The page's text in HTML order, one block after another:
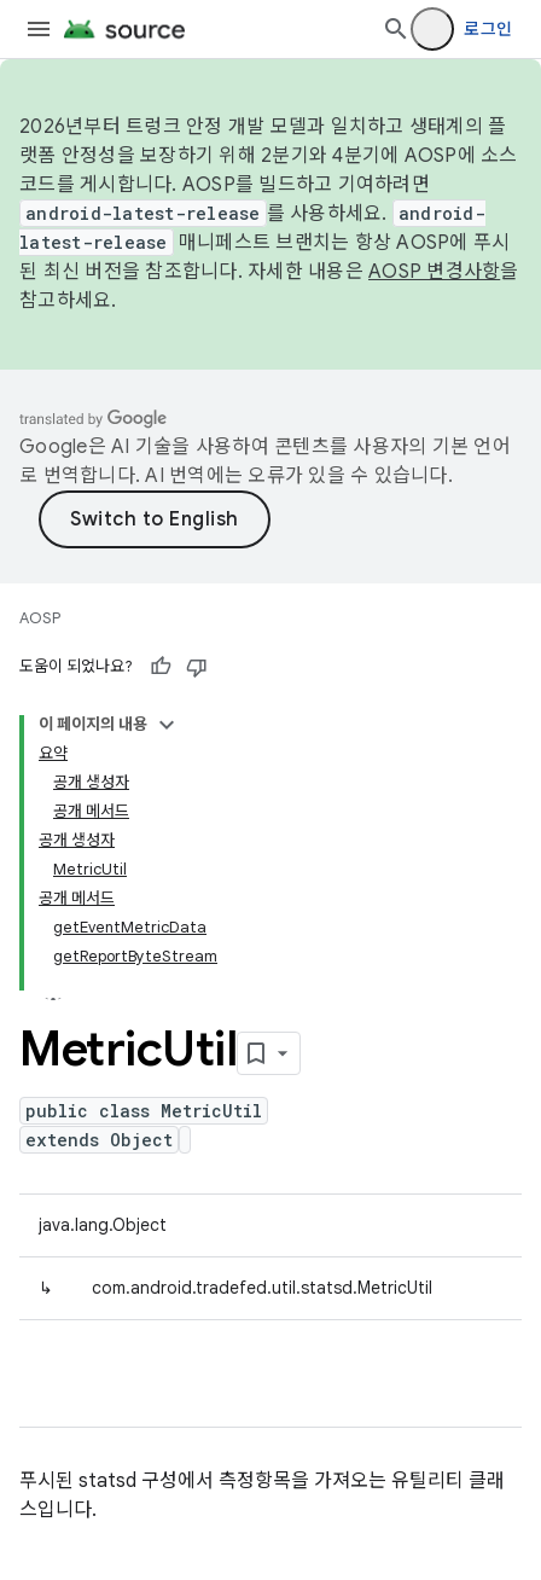
로그인
2026년부터 트렁크 안정 개발 모델과 일치하고 생태계의 플
랫폼 안정성을 보장하기 위해 2분기와 4분기에 AOSP에 소스
코드를 게시합니다. AOSP를 빌드하고 기여하려면
android-latest-release 를 사용하세요.
android-
latest-release
매니페스트 브랜치는 항상 AOSP에 푸시
된 최신 버전을 참조합니다. 자세한 내용은 AOSP 변경사항을
참고하세요.
Google은 AI 기술을 사용하여 콘텐츠를 사용자의 기본 언어
로 번역합니다. AI 번역에는 오류가 있을 수 있습니다.
AOSP
도움이 되었나요?
이 페이지의 내용
요약
공개 생성자
공개 메서드
공개 생성자
MetricUtil
공개 메서드
getEventMetricData
getReportByteStream
MetricUtil
public class MetricUtil
extends Object
java.lang.Object
↳ com.android.tradefed.util.statsd.MetricUtil
푸시된 statsd 구성에서 측정항목을 가져오는 유틸리티 클래
스입니다.